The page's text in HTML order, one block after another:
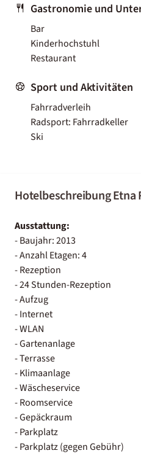
Gastronomie und
Bar
Kinderhochstuhl
Restaurant
Sport und Aktivitäten
Fahrradverleih
Radsport: Fahrradkeller
Ski
Hotelbeschreibung Etna
Ausstattung:
- Baujahr: 2013
- Anzahl Etagen: 4
- Rezeption
- 24 Stunden-Rezeption
- Aufzug
- Internet
- WLAN
- Gartenanlage
- Terrasse
- Klimaanlage
- Wäscheservice
- Roomservice
- Gepäckraum
- Parkplatz
- Parkplatz (gegen Gebühr)